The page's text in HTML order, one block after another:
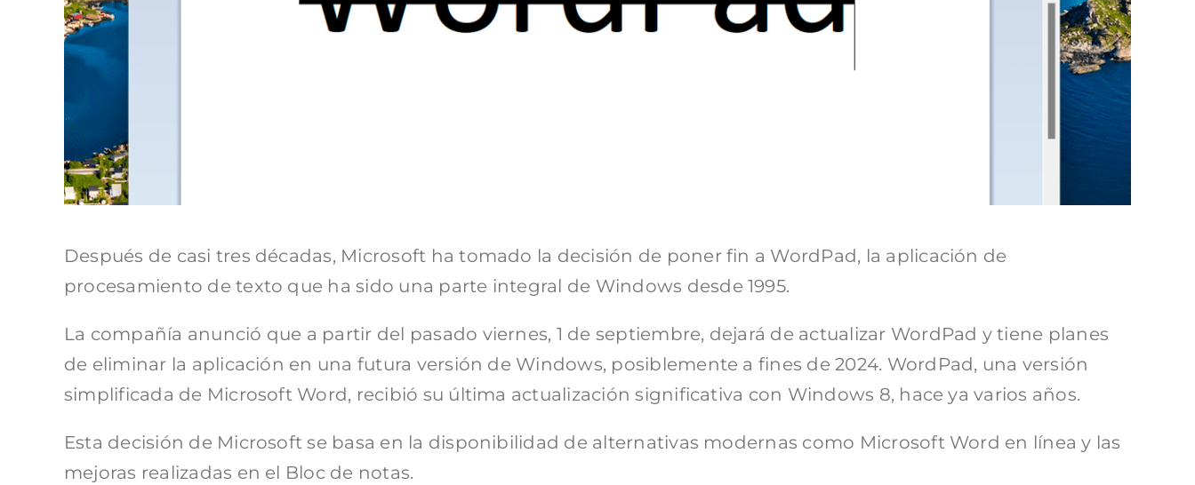
Después de casi tres décadas, Microsoft ha tomado la decisión de poner fin a WordPad, la aplicación de
procesamiento de texto que ha sido una parte integral de Windows desde 1995.
La compañía anunció que a partir del pasado viernes, 1 de septiembre, dejará de actualizar WordPad y tiene planes
de eliminar la aplicación en una futura versión de Windows, posiblemente a fines de 2024. WordPad, una versión
simplificada de Microsoft Word, recibió su última actualización significativa con Windows 8, hace ya varios años.
Esta decisión de Microsoft se basa en la disponibilidad de alternativas modernas como Microsoft Word en línea y las
mejoras realizadas en el Bloc de notas.